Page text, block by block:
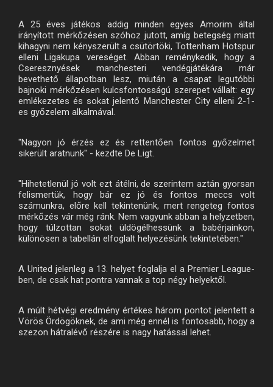
A 25 éves játékos addig minden egyes Amorim által
irányított mérkőzésen szóhoz jutott, amíg betegség miatt
kihagyni nem kényszerült a csütörtöki, Tottenham Hotspur
elleni Ligakupa vereséget. Abban reménykedik, hogy a
Cseresznyések manchesteri vendégjátékára már
bevethető állapotban lesz, miután a csapat legutóbbi
bajnoki mérkőzésen kulcsfontosságú szerepet vállalt: egy
emlékezetes és sokat jelentő Manchester City elleni 2-1-
es győzelem alkalmával.
"Nagyon jó érzés ez és rettentően fontos győzelmet
sikerült aratnunk" - kezdte De Ligt.
"Hihetetlenül jó volt ezt átélni, de szerintem aztán gyorsan
felismertük, hogy bár ez jó és fontos meccs volt
számunkra, előre kell tekintenünk, mert rengeteg fontos
mérkőzés vár még ránk. Nem vagyunk abban a helyzetben,
hogy túlzottan sokat üldögélhessünk a babérjainkon,
különösen a tabellán elfoglalt helyezésünk tekintetében."
A United jelenleg a 13. helyet foglalja el a Premier League-
ben, de csak hat pontra vannak a top négy helyektől.
A múlt hétvégi eredmény értékes három pontot jelentett a
Vörös Ördögöknek, de ami még ennél is fontosabb, hogy a
szezon hátralévő részére is nagy hatással lehet.